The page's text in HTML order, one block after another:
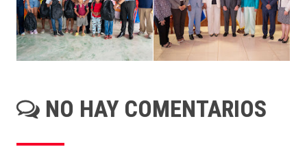
NO HAY COMENTARIOS